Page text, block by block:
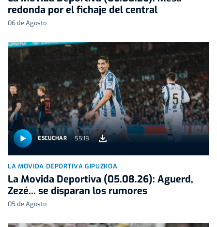
redonda por el fichaje del central
06 de Agosto
ESCUCHAR 55:18
LA MOVIDA DEPORTIVA GIPUZKOA
La Movida Deportiva (05.08.26): Aguerd,
Zezé... se disparan los rumores
05 de Agosto